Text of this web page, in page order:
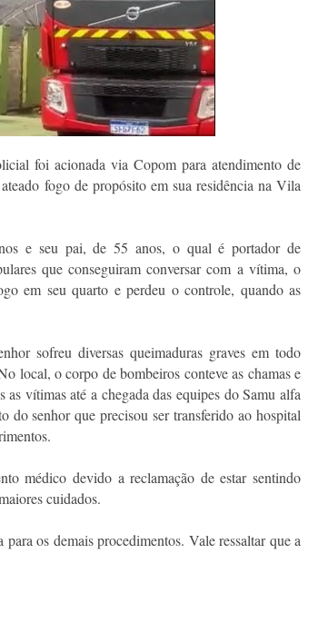
foi acionada via Copom para atendimento de
fogo de propósito em sua residência na Vila
e seu pai, de 55 anos, o qual é portador de
que conseguiram conversar com a vítima, o
em seu quarto e perdeu o controle, quando as
sofreu diversas queimaduras graves em todo
local, o corpo de bombeiros conteve as chamas e
vítimas até a chegada das equipes do Samu alfa
do senhor que precisou ser transferido ao hospital
médico devido a reclamação de estar sentindo
cuidados.
os demais procedimentos. Vale ressaltar que a